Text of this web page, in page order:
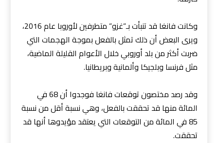
وكانت فانغا قد تنبأت بـ”غزو” متطرفين لأوروبا عام 2016،
ويرى البعض أن ذلك تمثل بالفعل بموجة الهجمات التي
ضربت أكثر من بلد أوروبي خلال الأعوام القليلة الماضية،
مثل فرنسا وبلجيكا وألمانية وبريطانيا.
وقد رصد مختصون توقعات فانغا فوجدوا أن 68 في
المائة منها قد تحققت بالفعل، وهي نسبة أقل من نسبة
85 في المائة من التوقعات التي يعتقد مؤيدوها أنها قد
تحققت.